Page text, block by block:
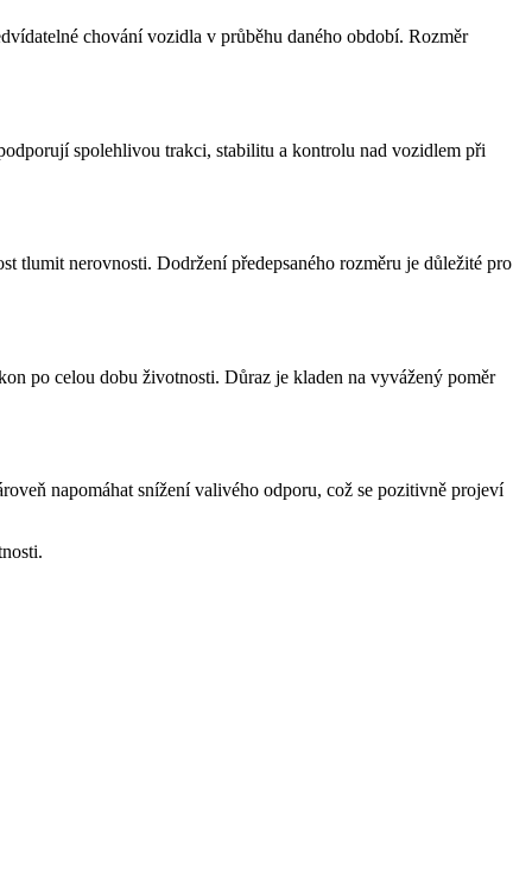
chování vozidla v průběhu daného období. Rozměr
spolehlivou trakci, stabilitu a kontrolu nad vozidlem při
tlumit nerovnosti. Dodržení předepsaného rozměru je důležité pro
po celou dobu životnosti. Důraz je kladen na vyvážený poměr
napomáhat snížení valivého odporu, což se pozitivně projeví